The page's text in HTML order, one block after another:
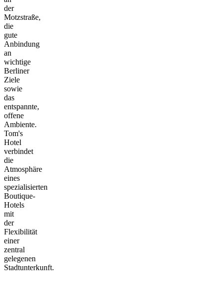
der
Motzstraße,
die
gute
Anbindung
an
wichtige
Berliner
Ziele
sowie
das
entspannte,
offene
Ambiente.
Tom's
Hotel
verbindet
die
Atmosphäre
eines
spezialisierten
Boutique-
Hotels
mit
der
Flexibilität
einer
zentral
gelegenen
Stadtunterkunft.